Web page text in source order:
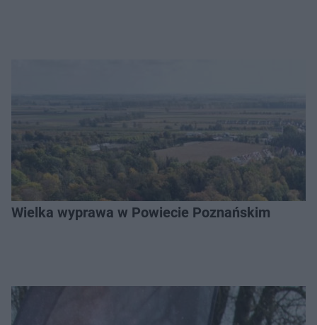
Wielka wyprawa w Powiecie Poznańskim